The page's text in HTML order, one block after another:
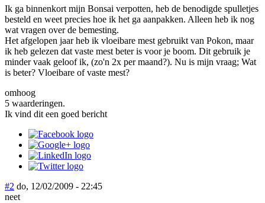
Ik ga binnenkort mijn Bonsai verpotten, heb de benodigde spulletjes
besteld en weet precies hoe ik het ga aanpakken. Alleen heb ik nog
wat vragen over de bemesting.
Het afgelopen jaar heb ik vloeibare mest gebruikt van Pokon, maar
ik heb gelezen dat vaste mest beter is voor je boom. Dit gebruik je
minder vaak geloof ik, (zo'n 2x per maand?). Nu is mijn vraag; Wat
is beter? Vloeibare of vaste mest?
omhoog
5 waarderingen.
Ik vind dit een goed bericht
#2 do, 12/02/2009 - 22:45
neet